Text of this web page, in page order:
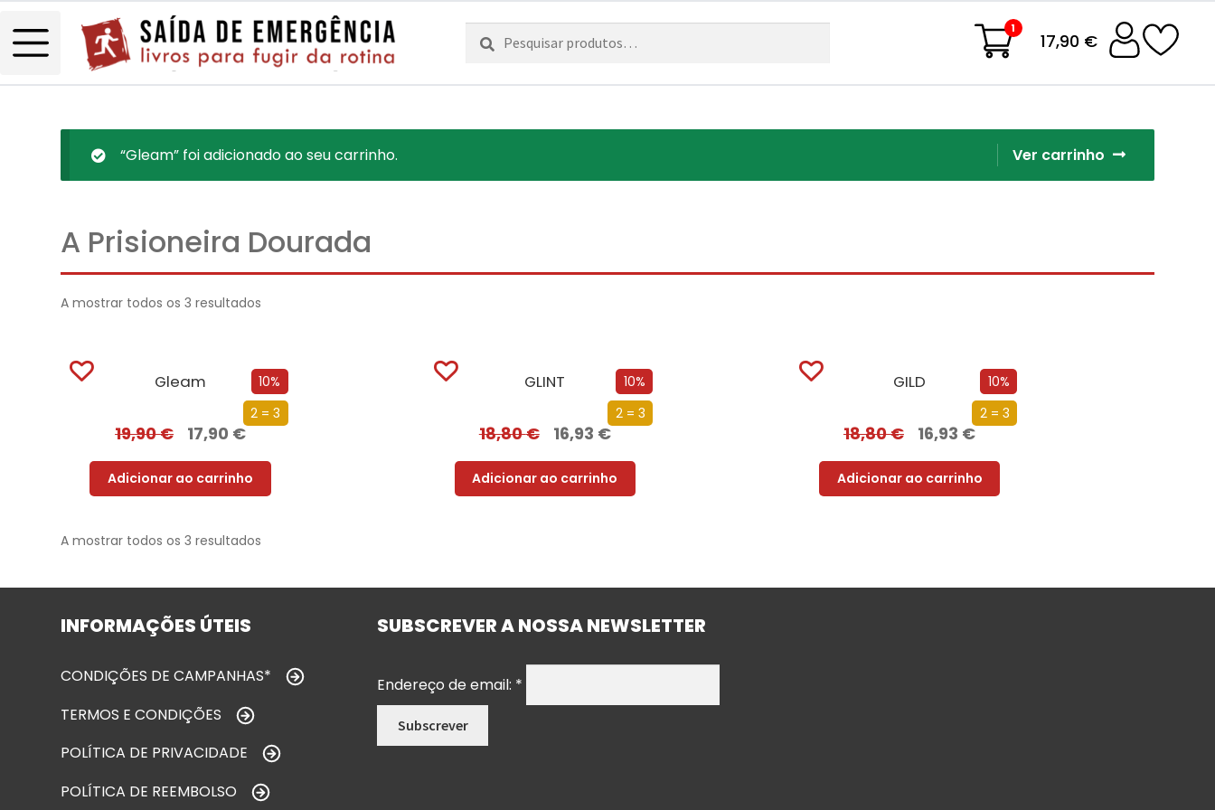
Pesquisar
por:
Pesquisa 1
17,90 €
Ver carrinho
“Gleam” foi adicionado ao seu carrinho.
A Prisioneira Dourada
A mostrar todos os 3 resultados
10%
2 = 3
Gleam
19,90€ 17,90 €
Adicionar ao carrinho
10%
2 = 3
GLINT
18,80€ 16,93 €
Adicionar ao carrinho
10%
2 = 3
GILD
18,80€ 16,93 €
Adicionar ao carrinho
A mostrar todos os 3 resultados
INFORMAÇÕES ÚTEIS
CONDIÇÕES DE CAMPANHAS*
TERMOS E CONDIÇÕES
POLÍTICA DE PRIVACIDADE
POLÍTICA DE REEMBOLSO
SUBSCREVER A NOSSA NEWSLETTER
Endereço de email: *